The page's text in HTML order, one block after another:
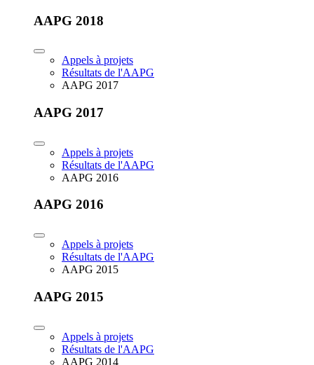
AAPG 2018
Appels à projets
Résultats de l'AAPG
AAPG 2017
AAPG 2017
Appels à projets
Résultats de l'AAPG
AAPG 2016
AAPG 2016
Appels à projets
Résultats de l'AAPG
AAPG 2015
AAPG 2015
Appels à projets
Résultats de l'AAPG
AAPG 2014